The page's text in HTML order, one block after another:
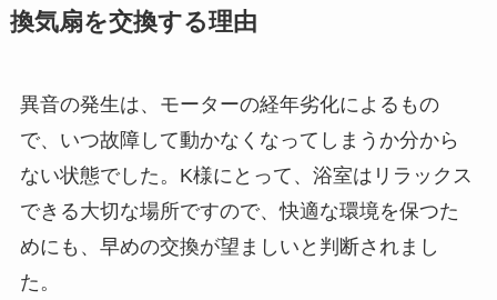
換気扇を交換する理由
異音の発生は、モーターの経年劣化によるもの
で、いつ故障して動かなくなってしまうか分から
ない状態でした。K様にとって、浴室はリラックス
できる大切な場所ですので、快適な環境を保つた
めにも、早めの交換が望ましいと判断されまし
た。